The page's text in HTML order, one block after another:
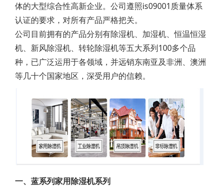
体的大型综合性高新企业。公司遵照is09001质量体系
认证的要求，对所有产品严格把关。
公司目前拥有的产品分别有除湿机、加湿机、恒温恒湿
机、新风除湿机、转轮除湿机等五大系列100多个品
种，已广泛运用于各领域，并远销东南亚及非洲、澳洲
等几十个国家地区，深受用户的信赖。
一、蓝系列家用除湿机系列